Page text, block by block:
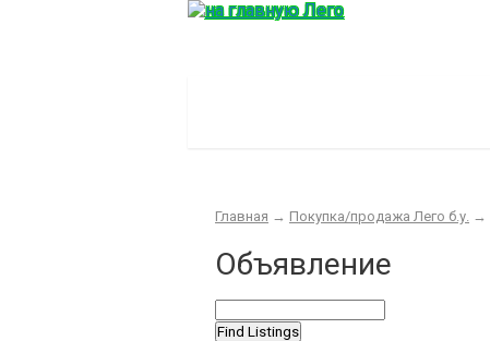
Главная → Покупка/продажа Лего б.у. →
Объявление